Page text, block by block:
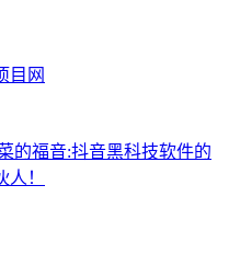
目网
的福音:抖音黑科技软件的
！